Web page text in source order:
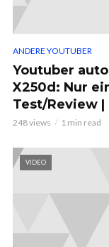
ANDERE YOUTUBER
Youtuber
X250d: Nur
Test/Review
248 views 1 min read
VIDEO